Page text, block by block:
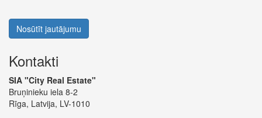
Nosūtīt jautājumu
Kontakti
SIA "City Real Estate"
Bruņinieku iela 8-2
Rīga, Latvija, LV-1010